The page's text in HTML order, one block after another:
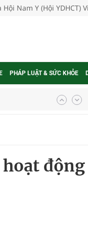
Nam Y (Hội YDHCT)
PHÁP LUẬT & SỨC KHỎE
Tổng
động